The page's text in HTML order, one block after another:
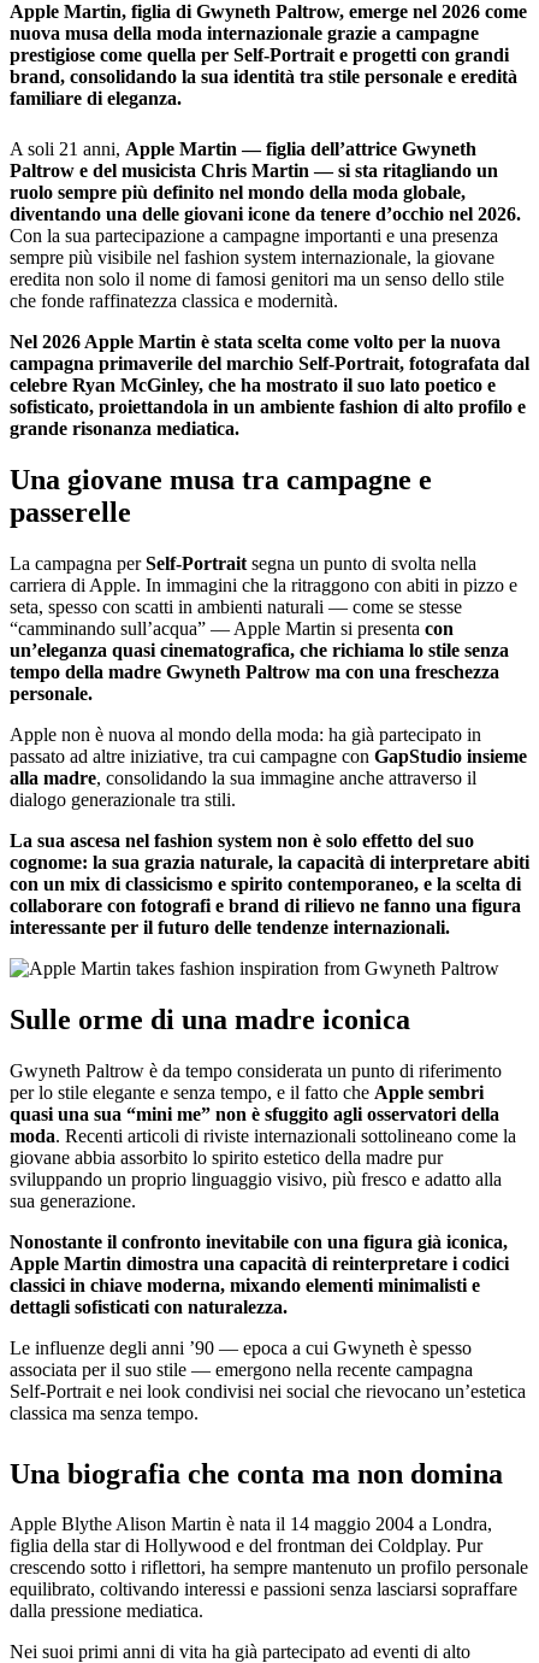
Apple Martin, figlia di Gwyneth Paltrow, emerge nel 2026 come
nuova musa della moda internazionale grazie a campagne
prestigiose come quella per Self‑Portrait e progetti con grandi
brand, consolidando la sua identità tra stile personale e eredità
familiare di eleganza.
A soli 21 anni, Apple Martin — figlia dell’attrice Gwyneth
Paltrow e del musicista Chris Martin — si sta ritagliando un
ruolo sempre più definito nel mondo della moda globale,
diventando una delle giovani icone da tenere d’occhio nel 2026.
Con la sua partecipazione a campagne importanti e una presenza
sempre più visibile nel fashion system internazionale, la giovane
eredita non solo il nome di famosi genitori ma un senso dello stile
che fonde raffinatezza classica e modernità.
Nel 2026 Apple Martin è stata scelta come volto per la nuova
campagna primaverile del marchio Self‑Portrait, fotografata dal
celebre Ryan McGinley, che ha mostrato il suo lato poetico e
sofisticato, proiettandola in un ambiente fashion di alto profilo e
grande risonanza mediatica.
Una giovane musa tra campagne e
passerelle
La campagna perSelf‑Portrait segna un punto di svolta nella
carriera di Apple. In immagini che la ritraggono con abiti in pizzo e
seta, spesso con scatti in ambienti naturali — come se stesse
“camminando sull’acqua” — Apple Martin si presenta con
un’eleganza quasi cinematografica, che richiama lo stile senza
tempo della madre Gwyneth Paltrow ma con una freschezza
personale.
Apple non è nuova al mondo della moda: ha già partecipato in
passato ad altre iniziative, tra cui campagne con GapStudio insieme
alla madre, consolidando la sua immagine anche attraverso il
dialogo generazionale tra stili.
La sua ascesa nel fashion system non è solo effetto del suo
cognome: la sua grazia naturale, la capacità di interpretare abiti
con un mix di classicismo e spirito contemporaneo, e la scelta di
collaborare con fotografi e brand di rilievo ne fanno una figura
interessante per il futuro delle tendenze internazionali.
Sulle orme di una madre iconica
Gwyneth Paltrow è da tempo considerata un punto di riferimento
per lo stile elegante e senza tempo, e il fatto che Apple sembri
quasi una sua “mini me” non è sfuggito agli osservatori della
moda. Recenti articoli di riviste internazionali sottolineano come la
giovane abbia assorbito lo spirito estetico della madre pur
sviluppando un proprio linguaggio visivo, più fresco e adatto alla
sua generazione.
Nonostante il confronto inevitabile con una figura già iconica,
Apple Martin dimostra una capacità di reinterpretare i codici
classici in chiave moderna, mixando elementi minimalisti e
dettagli sofisticati con naturalezza.
Le influenze degli anni ’90 — epoca a cui Gwyneth è spesso
associata per il suo stile — emergono nella recente campagna
Self‑Portrait e nei look condivisi nei social che rievocano un’estetica
classica ma senza tempo.
Una biografia che conta ma non domina
Apple Blythe Alison Martin è nata il 14 maggio 2004 a Londra,
figlia della star di Hollywood e del frontman dei Coldplay. Pur
crescendo sotto i riflettori, ha sempre mantenuto un profilo personale
equilibrato, coltivando interessi e passioni senza lasciarsi sopraffare
dalla pressione mediatica.
Nei suoi primi anni di vita ha già partecipato ad eventi di alto